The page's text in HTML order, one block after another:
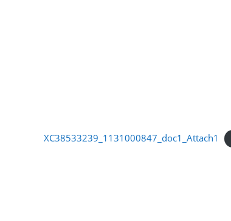
XC38533239_1131000847_doc1_Attach1